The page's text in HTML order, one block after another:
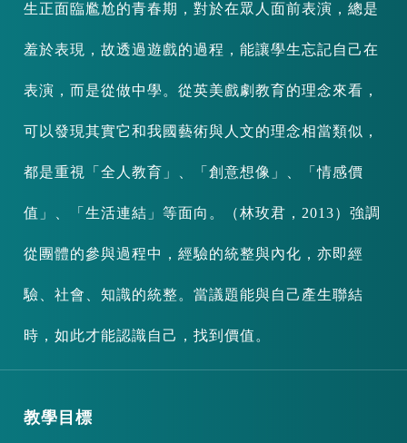
生正面臨尷尬的青春期，對於在眾人面前表演，總是
羞於表現，故透過遊戲的過程，能讓學生忘記自己在
表演，而是從做中學。從英美戲劇教育的理念來看，
可以發現其實它和我國藝術與人文的理念相當類似，
都是重視「全人教育」、「創意想像」、「情感價
值」、「生活連結」等面向。（林玫君，2013）強調
從團體的參與過程中，經驗的統整與內化，亦即經
驗、社會、知識的統整。當議題能與自己產生聯結
時，如此才能認識自己，找到價值。
教學目標